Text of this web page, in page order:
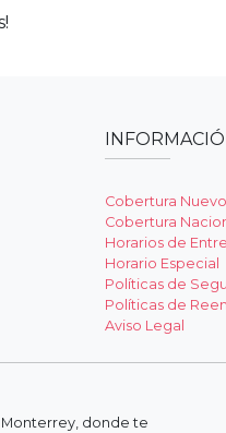
Cobertura
Cobertura
Horarios de
Horario Especial
Políticas de
Políticas de
Aviso Legal
Monterrey, donde te